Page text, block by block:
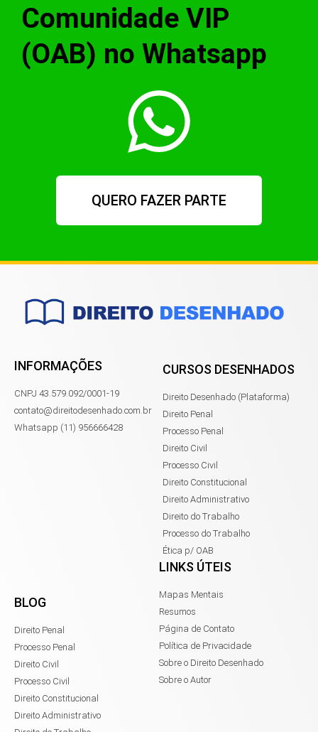
Comunidade VIP
(OAB) no Whatsapp
QUERO FAZER PARTE
INFORMAÇÕES
CNPJ 43.579.092/0001-19
contato@direitodesenhado.com.br
Whatsapp (11) 956666428
CURSOS DESENHADOS
Direito Desenhado (Plataforma)
Direito Penal
Processo Penal
Direito Civil
Processo Civil
Direito Constitucional
Direito Administrativo
Direito do Trabalho
Processo do Trabalho
Ética p/ OAB
BLOG
Direito Penal
Processo Penal
Direito Civil
Processo Civil
Direito Constitucional
Direito Administrativo
LINKS ÚTEIS
Mapas Mentais
Resumos
Página de Contato
Política de Privacidade
Sobre o Direito Desenhado
Sobre o Autor